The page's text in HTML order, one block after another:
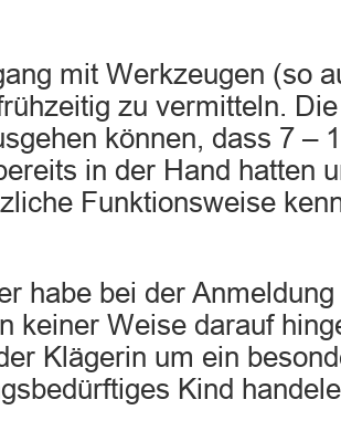
mit Werkzeugen (so
zu vermitteln.
können, dass 7 –
in der Hand hatten
Funktionsweise
habe bei der
keiner Weise darauf
Klägerin um ein
Kind